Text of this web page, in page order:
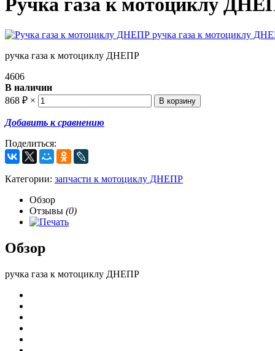
Ручка газа к мотоциклу
ручка газа к мотоциклу ДНЕПР
4606
В наличии
868 ₽ ×
Добавить к сравнению
Поделиться:
Категории: запчасти к мотоциклу ДНЕПР
Обзор
Отзывы (0)
Обзор
ручка газа к мотоциклу ДНЕПР